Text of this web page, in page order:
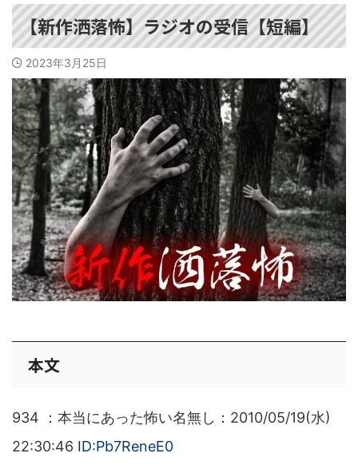
【新作洒落怖】ラジオの受信【短編】
2023年3月25日
本文
934 ：本当にあった怖い名無し：2010/05/19(水)
22:30:46 ID:Pb7ReneE0